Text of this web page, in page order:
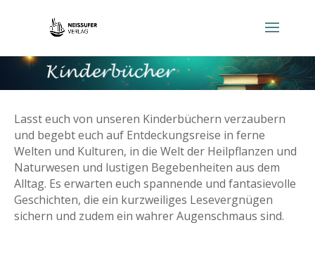
Lasst euch von unseren Kinderbüchern verzaubern
und begebt euch auf Entdeckungsreise in ferne
Welten und Kulturen, in die Welt der Heilpflanzen und
Naturwesen und lustigen Begebenheiten aus dem
Alltag. Es erwarten euch spannende und fantasievolle
Geschichten, die ein kurzweiliges Lesevergnügen
sichern und zudem ein wahrer Augenschmaus sind.